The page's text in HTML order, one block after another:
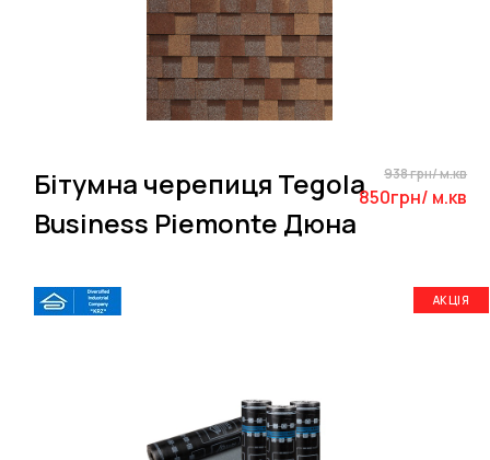
Бітумна черепиця Tegola
Business Piemonte Дюна
938 грн/ м.кв
850грн/ м.кв
АКЦІЯ